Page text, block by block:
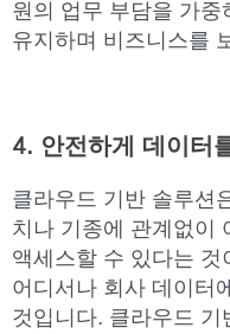
원의 업무 부담을 가
유지하며 비즈니스를
4. 안전하게 데이터
클라우드 기반 솔루션
치나 기종에 관계없이
액세스할 수 있다는
어디서나 회사 데이터
것입니다. 클라우드 기